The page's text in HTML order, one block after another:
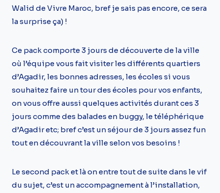
Walid de Vivre Maroc, bref je sais pas encore, ce sera
la surprise ça) !
Ce pack comporte 3 jours de découverte de la ville
où l’équipe vous fait visiter les différents quartiers
d’Agadir, les bonnes adresses, les écoles si vous
souhaitez faire un tour des écoles pour vos enfants,
on vous offre aussi quelques activités durant ces 3
jours comme des balades en buggy, le téléphérique
d’Agadir etc; bref c’est un séjour de 3 jours assez fun
tout en découvrant la ville selon vos besoins !
Le second pack et là on entre tout de suite dans le vif
du sujet, c’est un accompagnement à l’installation,